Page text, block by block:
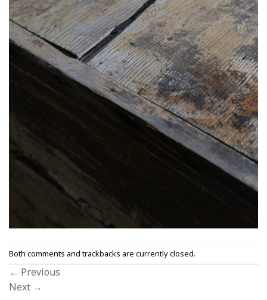
Both comments and trackbacks are currently closed.
← Previous
Next →